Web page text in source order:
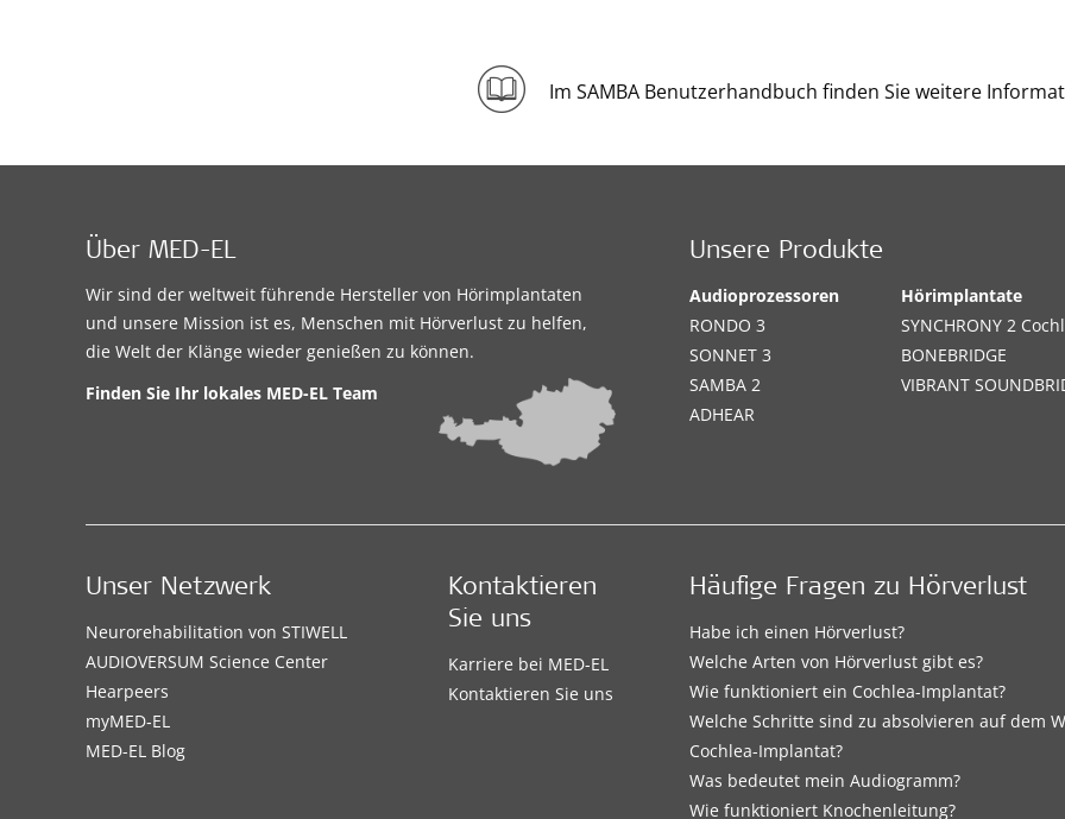
Im SAMBA Benutzerhandbuch finden Sie weitere
Über MED-EL
Wir sind der weltweit führende Hersteller von Hörimplantaten
und unsere Mission ist es, Menschen mit Hörverlust zu helfen,
die Welt der Klänge wieder genießen zu können.
Finden Sie Ihr lokales MED-EL Team
Unsere Produkte
Audioprozessoren
RONDO 3
SONNET 3
SAMBA 2
ADHEAR
Hörimplantate
SYNCHRONY 2
BONEBRIDGE
VIBRANT
Häufige Fragen zu Hörverlust
Habe ich einen Hörverlust?
Welche Arten von Hörverlust gibt es?
Wie funktioniert ein Cochlea-Implantat?
Welche Schritte sind zu absolvieren auf dem
Cochlea-Implantat?
Was bedeutet mein Audiogramm?
Wie funktioniert Knochenleitung?
Unser Netzwerk
Neurorehabilitation von STIWELL
AUDIOVERSUM Science Center
Hearpeers
myMED‑EL
MED-EL Blog
Kontaktieren
Sie uns
Karriere bei MED-EL
Kontaktieren Sie uns